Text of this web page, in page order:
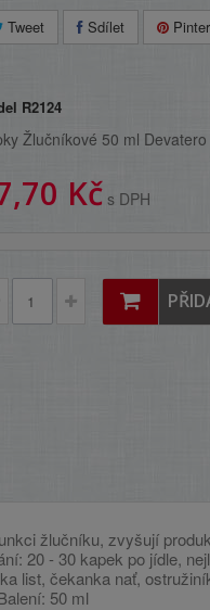
Tweet Sdílet
R2124
Žlučníkové 50 ml
Kč s DPH
žlučníku, zvyšují
20 - 30 kapek po jídle,
list, čekanka nať,
50 ml